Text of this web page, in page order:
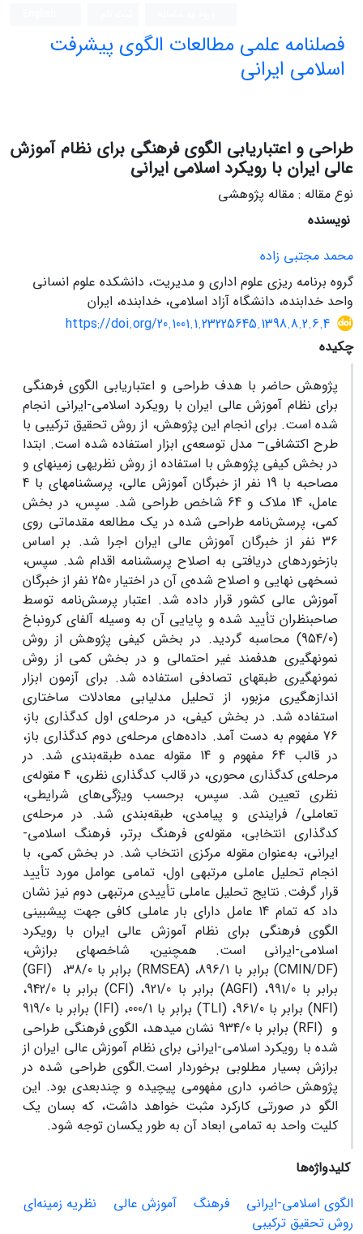
فصلنامه علمی مطالعات الگوی پیشرفت
اسلامی ایرانی
طراحی و اعتباریابی الگوی فرهنگی برای نظام آموزش
عالی ایران با رویکرد اسلامی ایرانی
نوع مقاله : مقاله پژوهشی
نویسنده
محمد مجتبی زاده
گروه برنامه ریزی علوم اداری و مدیریت، دانشکده علوم انسانی
واحد خدابنده، دانشگاه آزاد اسلامی، خدابنده، ایران
https://doi.org/20.1001.1.23225645.1398.8.2.6.4
چکیده
پژوهش حاضر با هدف طراحی و اعتباریابی الگوی فرهنگی
برای نظام آموزش عالی ایران با رویکرد اسلامی-ایرانی انجام
شده است. برای انجام این پژوهش، از روش تحقیق ترکیبی با
طرح اکتشافی– مدل توسعه‌ی ابزار استفاده شده است. ابتدا
در بخش کیفی پژوهش با استفاده از روش نظریه­ی زمینه­ای و
مصاحبه با 19 نفر از خبرگان آموزش عالی، پرسش­نامه­ای با 4
عامل، 14 ملاک و 64 شاخص طراحی شد. سپس، در بخش
کمی، پرسش‌نامه طراحی شده در یک مطالعه مقدماتی روی
36 نفر از خبرگان آموزش عالی ایران اجرا شد. بر اساس
بازخوردهای دریافتی به اصلاح پرسش­نامه اقدام شد. سپس،
نسخه­ی نهایی و اصلاح شده‌ی آن در اختیار 250 نفر از خبرگان
آموزش عالی کشور قرار داده شد. اعتبار پرسش‌نامه توسط
صاحب­نظران تأیید شده و پایایی آن به وسیله آلفای کرونباخ
(954/0) محاسبه گردید. در بخش کیفی پژوهش از روش
نمونه­گیری هدفمند غیر احتمالی و در بخش کمی از روش
نمونه­گیری طبقه­ای تصادفی استفاده شد. برای آزمون ابزار
اندازه­گیری مزبور، از تحلیل مدل­یابی معادلات ساختاری
استفاده شد. در بخش کیفی، در مرحله‌ی اول کدگذاری باز،
76 مفهوم به دست آمد. داده‌های مرحله‌ی دوم کدگذاری باز،
در قالب 64 مفهوم و 14 مقوله عمده طبقه‌بندی شد. در
مرحله‌ی کدگذاری محوری، در قالب کدگذاری نظری، 4 مقوله‌ی
نظری تعیین شد. سپس، برحسب ویژگی‌های شرایطی،
تعاملی/ فرایندی و پیامدی، طبقه‌بندی شد. در مرحله‌ی
کدگذاری انتخابی، مقوله‌ی فرهنگ برتر، فرهنگ اسلامی-
ایرانی، به‌عنوان مقوله مرکزی انتخاب شد. در بخش کمی، با
انجام تحلیل عاملی مرتبه­ی اول، تمامی عوامل مورد تأیید
قرار گرفت. نتایج تحلیل عاملی تأییدی مرتبه­ی دوم نیز نشان
داد که تمام 14 عامل دارای بار عاملی کافی جهت پیش­بینی
الگوی فرهنگی برای نظام آموزش عالی ایران با رویکرد
اسلامی-ایرانی است. همچنین، شاخص­های برازش،
(CMIN/DF) برابر با 896/1، (RMSEA) برابر با 38/0، (GFI)
برابر با 991/0، (AGFI) برابر با 921/0، (CFI) برابر با 942/0،
(NFI) برابر با 961/0، (TLI) برابر با 000/1، (IFI) برابر با 919/0
و
(RFI) برابر با 934/0 نشان می­دهد، الگوی فرهنگی طراحی
شده با رویکرد اسلامی-ایرانی برای نظام آموزش عالی ایران از
برازش بسیار مطلوبی برخوردار است.الگوی طراحی شده در
پژوهش حاضر، داری مفهومی پیچیده و چندبعدی بود. این
الگو در صورتی کارکرد مثبت خواهد داشت، که بسان یک
کلیت واحد به تمامی ابعاد آن به طور یکسان توجه شود.
کلیدواژه‌ها
الگوی اسلامی-ایرانی
فرهنگ آموزش عالی
نظریه زمینه‌ای
روش تحقیق ترکیبی